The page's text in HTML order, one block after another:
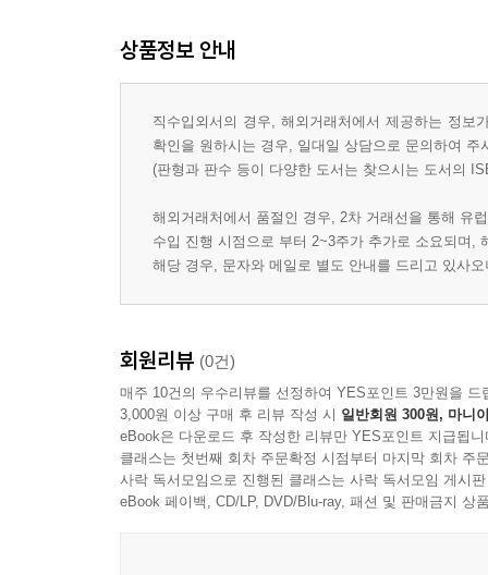
상품정보 안내
직수입외서의 경우, 해외거래처에서 제공하는 정
확인을 원하시는 경우, 일대일 상담으로 문의하여 주
(판형과 판수 등이 다양한 도서는 찾으시는 도서의
해외거래처에서 품절인 경우, 2차 거래선을 통해 유
수입 진행 시점으로 부터 2~3주가 추가로 소요되며,
해당 경우, 문자와 메일로 별도 안내를 드리고 있사
회원리뷰 (0건)
매주 10건의 우수리뷰를 선정하여 YES포인트 3만원을 드
3,000원 이상 구매 후 리뷰 작성 시 일반회원 300원, 마니
eBook은 다운로드 후 작성한 리뷰만 YES포인트 지급됩니
클래스는 첫번째 회차 주문확정 시점부터 마지막 회차 주
사락 독서모임으로 진행된 클래스는 사락 독서모임 게시
eBook 페이백, CD/LP, DVD/Blu-ray, 패션 및 판매금지 상